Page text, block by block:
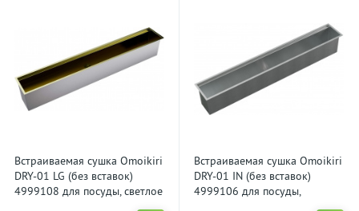
Встраиваемая сушка Omoikiri
DRY-01 LG (без вставок)
4999108 для посуды, светлое
Встраиваемая сушка Omoikiri
DRY-01 IN (без вставок)
4999106 для посуды,